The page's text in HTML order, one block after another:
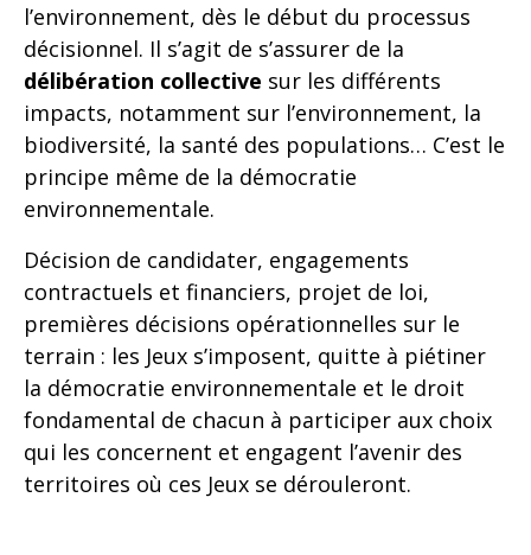
l’environnement, dès le début du processus
décisionnel. Il s’agit de s’assurer de la
délibération collective sur les différents
impacts, notamment sur l’environnement, la
biodiversité, la santé des populations… C’est le
principe même de la démocratie
environnementale.
Décision de candidater, engagements
contractuels et financiers, projet de loi,
premières décisions opérationnelles sur le
terrain : les Jeux s’imposent, quitte à piétiner
la démocratie environnementale et le droit
fondamental de chacun à participer aux choix
qui les concernent et engagent l’avenir des
territoires où ces Jeux se dérouleront.